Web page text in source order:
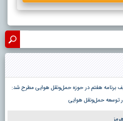
برنامه هفتم در حوزه حمل‌ونقل هوایی مطرح شد:
توسعه حمل‌ونقل هوایی